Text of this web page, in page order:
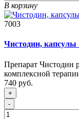
В корзину
7003
Чистодин, капсулы
Препарат Чистодин
комплексной
740 руб.
+
-